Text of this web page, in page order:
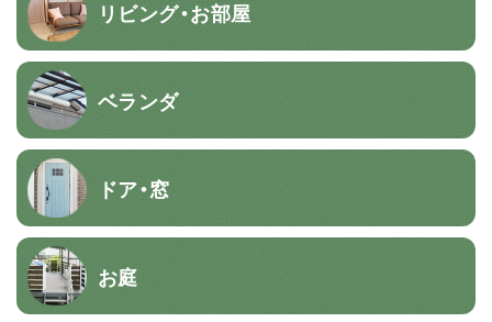
リビング・お部屋
ベランダ
ドア・窓
お庭